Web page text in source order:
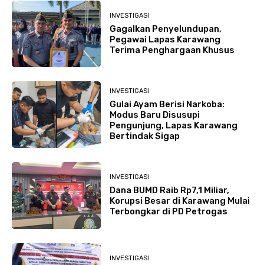
INVESTIGASI
Gagalkan Penyelundupan,
Pegawai Lapas Karawang
Terima Penghargaan Khusus
INVESTIGASI
Gulai Ayam Berisi Narkoba:
Modus Baru Disusupi
Pengunjung, Lapas Karawang
Bertindak Sigap
INVESTIGASI
Dana BUMD Raib Rp7,1 Miliar,
Korupsi Besar di Karawang Mulai
Terbongkar di PD Petrogas
INVESTIGASI